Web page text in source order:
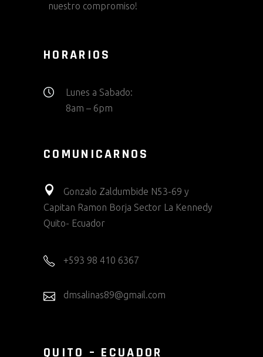
nuestro compromiso!
HORARIOS
Lunes a Sabado:
8am – 6pm
COMUNICARNOS
Gonzalo Zaldumbide N53-69 y
Capitan Ramon Borja Sector La Kennedy
Quito- Ecuador
+593 98 410 6367
dmsalinas89@gmail.com
QUITO – ECUADOR